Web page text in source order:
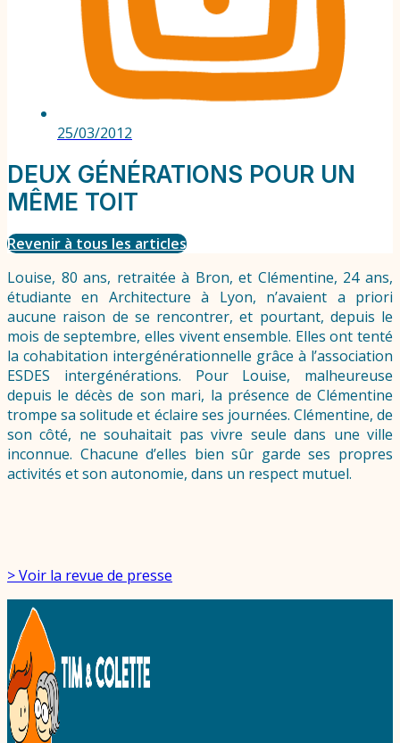
25/03/2012
DEUX GÉNÉRATIONS POUR UN
MÊME TOIT
Revenir à tous les articles
Louise, 80 ans, retraitée à Bron, et Clémentine, 24 ans,
étudiante en Architecture à Lyon, n’avaient a priori
aucune raison de se rencontrer, et pourtant, depuis le
mois de septembre, elles vivent ensemble. Elles ont tenté
la cohabitation intergénérationnelle grâce à l’association
ESDES intergénérations. Pour Louise, malheureuse
depuis le décès de son mari, la présence de Clémentine
trompe sa solitude et éclaire ses journées. Clémentine, de
son côté, ne souhaitait pas vivre seule dans une ville
inconnue. Chacune d’elles bien sûr garde ses propres
activités et son autonomie, dans un respect mutuel.
> Voir la revue de presse